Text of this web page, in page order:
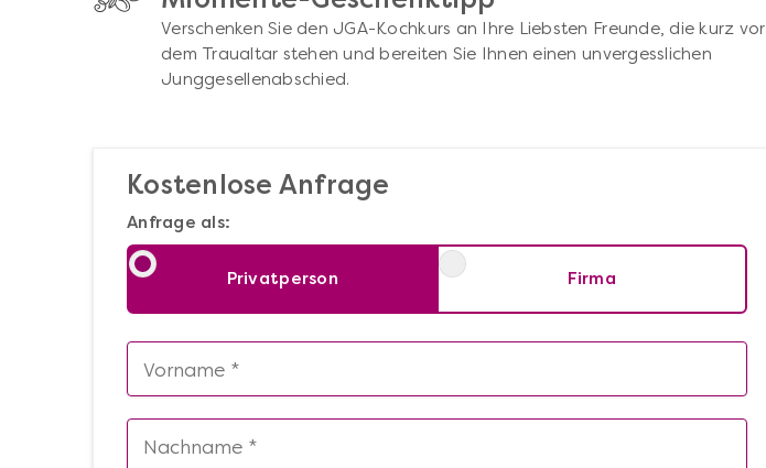
Verschenken Sie den JGA-Kochkurs an Ihre Liebsten Freunde, die kurz vor
dem Traualtar stehen und bereiten Sie Ihnen einen unvergesslichen
Junggesellenabschied.
Kostenlose Anfrage
Anfrage als:
Privatperson Firma